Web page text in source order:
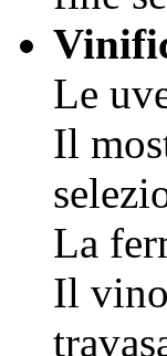
Le
Il
La
Il